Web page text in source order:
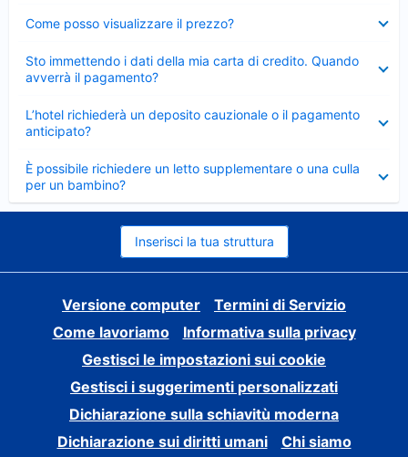
Come posso visualizzare il prezzo?
chiuso
Sto immettendo i dati della mia carta di credito. Quando
avverrà il pagamento?
chiuso
L’hotel richiederà un deposito cauzionale o il pagamento
anticipato?
chiuso
È possibile richiedere un letto supplementare o una culla
per un bambino?
Elemento
chiuso
Inserisci la tua struttura
Versione computer
Termini di Servizio
Come lavoriamo
Informativa sulla privacy
Gestisci le impostazioni sui cookie
Gestisci i suggerimenti personalizzati
Dichiarazione sulla schiavitù moderna
Dichiarazione sui diritti umani
Chi siamo